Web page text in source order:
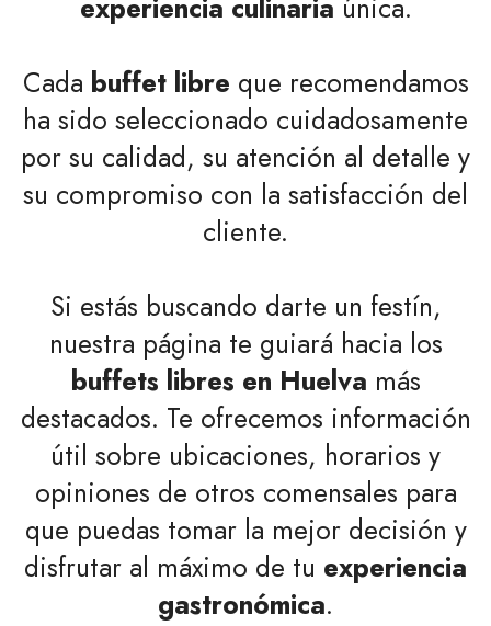
experiencia culinaria única.
Cada buffet libre que recomendamos
ha sido seleccionado cuidadosamente
por su calidad, su atención al detalle y
su compromiso con la satisfacción del
cliente.
Si estás buscando darte un festín,
nuestra página te guiará hacia los
buffets libres en Huelva más
destacados. Te ofrecemos información
útil sobre ubicaciones, horarios y
opiniones de otros comensales para
que puedas tomar la mejor decisión y
disfrutar al máximo de tu experiencia
gastronómica.